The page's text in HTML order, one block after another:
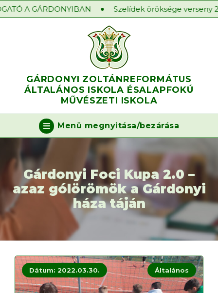
A GÁRDONYIBAN Szelídek öröksége verseny
GÁRDONYI ZOLTÁNREFORMÁTUS
ÁLTALÁNOS ISKOLA ÉSALAPFOKÚ
MŰVÉSZETI ISKOLA
Menü megnyitása/bezárása
Gárdonyi Foci Kupa 2.0 –
azaz gólörömök a Gárdonyi
háza táján
Dátum: 2022.03.30. Általános